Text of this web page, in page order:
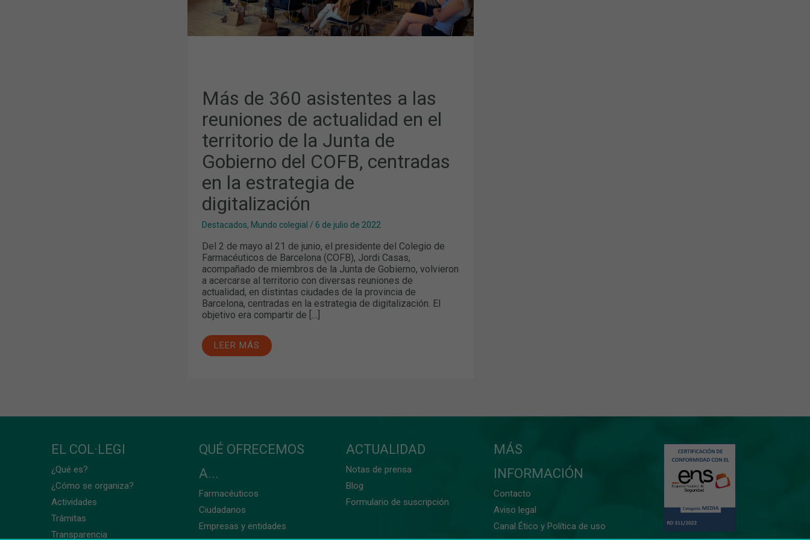
Más de 360 asistentes a las
reuniones de actualidad en el
territorio de la Junta de
Gobierno del COFB, centradas
en la estrategia de
digitalización
Destacados, Mundo colegial / 6 de julio de 2022
Del 2 de mayo al 21 de junio, el presidente del Colegio de
Farmacéuticos de Barcelona (COFB), Jordi Casas,
acompañado de miembros de la Junta de Gobierno, volvieron
a acercarse al territorio con diversas reuniones de
actualidad, en distintas ciudades de la provincia de
Barcelona, centradas en la estrategia de digitalización. El
objetivo era compartir de […]
TERRITORIO
DE
JUNTA
EN
LA
DE
DIGITALIZACIÓN
LEER MÁS
EL COL·LEGI
¿Qué es?
¿Cómo se organiza?
Actividades
Trámitas
Transparencia
QUÉ OFRECEMOS
A...
Farmacéuticos
Ciudadanos
Empresas y entidades
ACTUALIDAD
Notas de prensa
Blog
Formulario de suscripción
MÁS
INFORMACIÓN
Contacto
Aviso legal
Canal Ético y Política de uso